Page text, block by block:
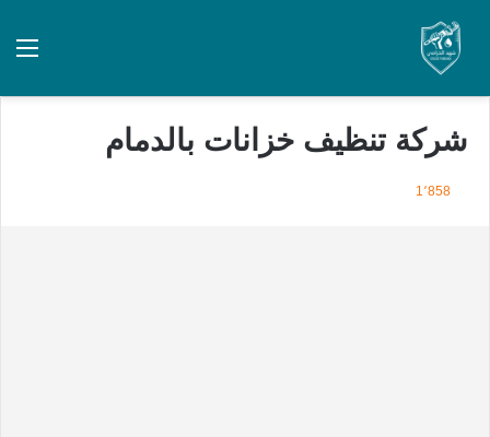
شركة تنظيف خزانات بالدمام
1٬858